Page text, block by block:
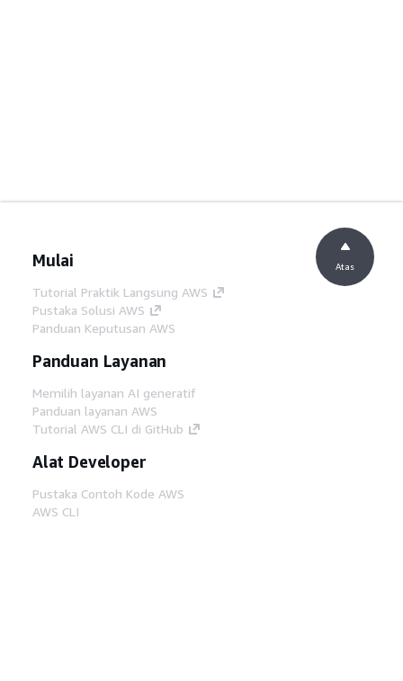
Mulai
Tutorial Praktik Langsung AWS
Pustaka Solusi AWS
Panduan Keputusan AWS
Panduan Layanan
Memilih layanan AI generatif
Panduan layanan AWS
Tutorial AWS CLI di GitHub
Alat Developer
Pustaka Contoh Kode AWS
AWS CLI
Atas